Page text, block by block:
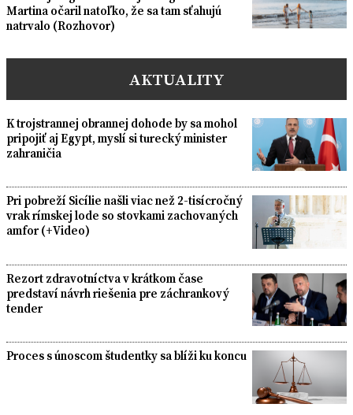
Martina očaril natoľko, že sa tam sťahujú
natrvalo (Rozhovor)
AKTUALITY
K trojstrannej obrannej dohode by sa mohol
pripojiť aj Egypt, myslí si turecký minister
zahraničia
Pri pobreží Sicílie našli viac než 2-tisícročný
vrak rímskej lode so stovkami zachovaných
amfor (+Video)
Rezort zdravotníctva v krátkom čase
predstaví návrh riešenia pre záchrankový
tender
Proces s únoscom študentky sa blíži ku koncu